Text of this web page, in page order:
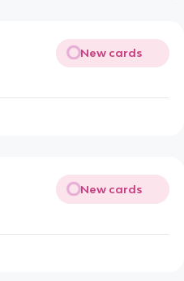
New cards
New cards